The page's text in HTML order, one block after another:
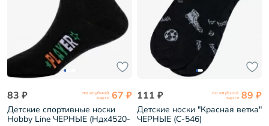
83 ₽ по клубной
карте 67 ₽
Детские спортивные носки
Hobby Line ЧЕРНЫЕ (Ндх4520-
111 ₽ по клубной
карте 89 ₽
Детские носки "Красная ветка"
ЧЕРНЫЕ (С-546)